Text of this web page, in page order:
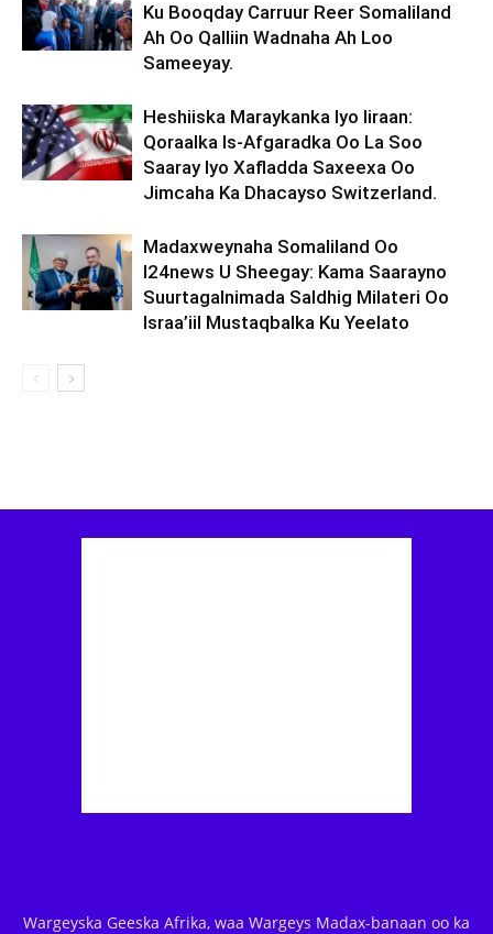
Ku Booqday Carruur Reer Somaliland
Ah Oo Qalliin Wadnaha Ah Loo
Sameeyay.
Heshiiska Maraykanka Iyo Iiraan:
Qoraalka Is-Afgaradka Oo La Soo
Saaray Iyo Xafladda Saxeexa Oo
Jimcaha Ka Dhacayso Switzerland.
Madaxweynaha Somaliland Oo
I24news U Sheegay: Kama Saarayno
Suurtagalnimada Saldhig Milateri Oo
Israa’iil Mustaqbalka Ku Yeelato
Wargeyska Geeska Afrika, waa Wargeys Madax-banaan oo ka